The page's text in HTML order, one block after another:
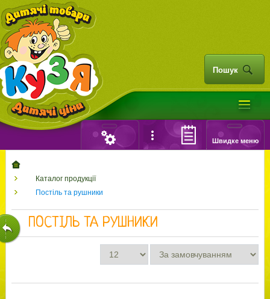
Пошук
Швидке меню
Каталог продукції
Постіль та рушники
ПОСТІЛЬ ТА РУШНИКИ